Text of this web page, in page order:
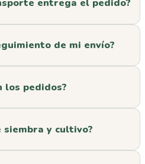
entrega el pedido?
de mi envío?
los pedidos?
siembra y cultivo?